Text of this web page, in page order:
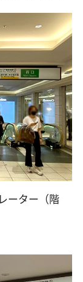
ーター（階